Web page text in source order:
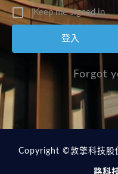
Keep me signed in
Forgot
Copyright ©敦擎科技股